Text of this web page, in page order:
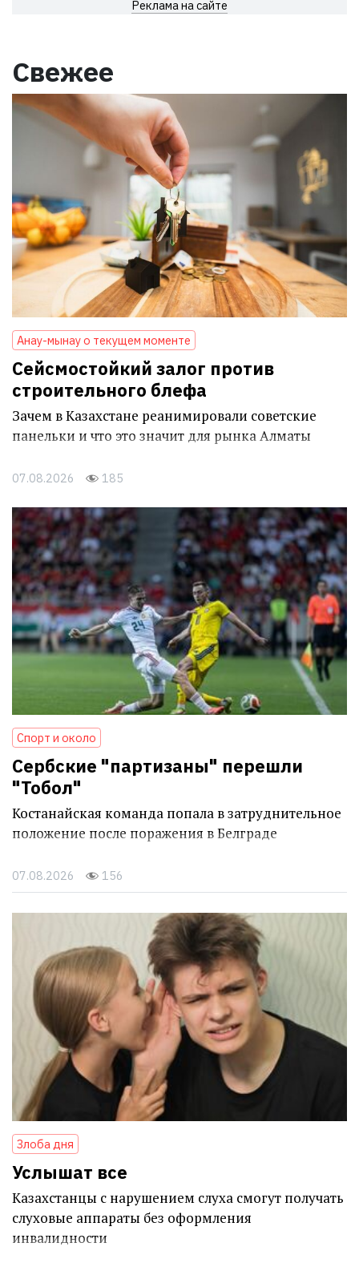
Реклама на сайте
Свежее
Анау-мынау о текущем моменте
Сейсмостойкий залог против
строительного блефа
Зачем в Казахстане реанимировали советские
панельки и что это значит для рынка Алматы
07.08.2026 185
Спорт и около
Сербские "партизаны" перешли
"Тобол"
Костанайская команда попала в затруднительное
положение после поражения в Белграде
07.08.2026 156
Злоба дня
Услышат все
Казахстанцы с нарушением слуха смогут получать
слуховые аппараты без оформления
инвалидности